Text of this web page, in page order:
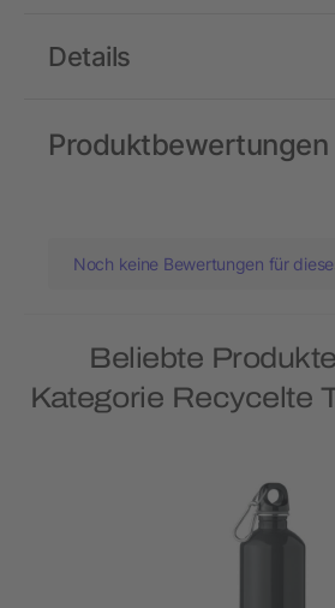
Details
Produktbewertungen
Noch keine Bewertungen für
Beliebte
Kategorie Recycelte